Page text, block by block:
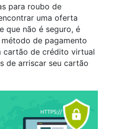
para roubo de
uma oferta
que não é seguro, é
de pagamento
cartão de crédito virtual
de arriscar seu cartão